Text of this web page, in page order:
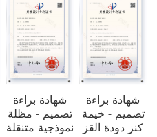
شهادة براءة
تصميم - مظلة
نموذجية متنقلة
شهادة براءة
تصميم - خيمة
كنز دودة القز